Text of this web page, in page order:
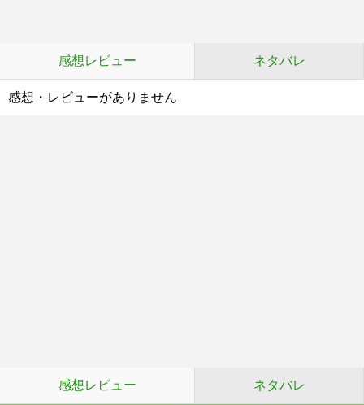
感想レビュー ネタバレ
感想・レビューがありません
感想レビュー ネタバレ